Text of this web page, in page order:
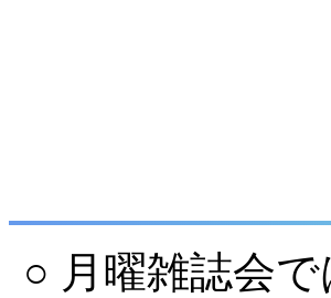
○ 月曜雑誌会